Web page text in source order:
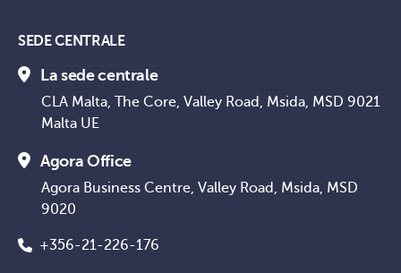
SEDE CENTRALE
La sede centrale
CLA Malta, The Core, Valley Road, Msida, MSD 9021
Malta UE
Agora Office
Agora Business Centre, Valley Road, Msida, MSD
9020
+356-21-226-176